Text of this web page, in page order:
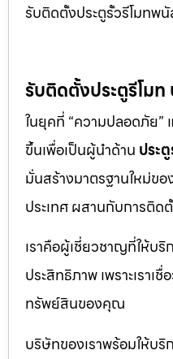
รับติดตั้งประตูรั้วรีโมทพ
รับติดตั้งประตูรีโม
ในยุคที่ “ความปลอดภัย”
ขึ้นเพื่อเป็นผู้นำด้าน ประ
มั่นสร้างมาตรฐานใหม่ขอ
ประเทศ ผสานกับการติ
เราคือผู้เชี่ยวชาญที่ให้บ
ประสิทธิภาพ เพราะเราเชื่
ทรัพย์สินของคุณ
บริษัทของเราพร้อมให้บ